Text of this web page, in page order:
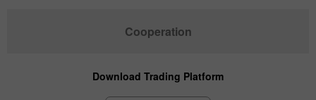
Cooperation
Download Trading Platform